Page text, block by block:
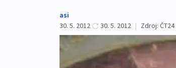
asi
30. 5. 2012
30. 5. 2012 | Zdroj: ČT24